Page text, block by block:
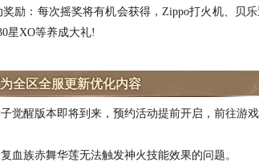
：每次摇奖将有机会获得，Zippo打火机、贝乐
星XO等养成大礼!
全区全服更新优化内容
醒版本即将到来，预约活动提前开启，前往游戏
族赤舞华莲无法触发神火技能效果的问题。